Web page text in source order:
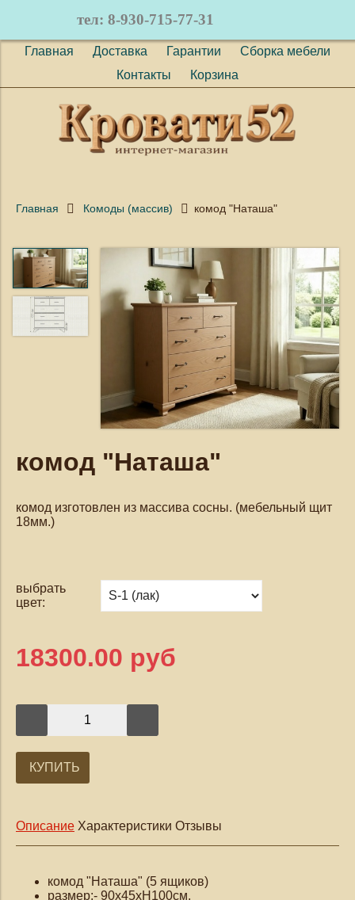
тел: 8-930-715-77-31
Главная Доставка Гарантии
Сборка мебели
Контакты
Корзина
Главная Комоды (массив) комод "Наташа"
комод "Наташа"
комод изготовлен из массива сосны. (мебельный щит
18мм.)
выбрать
цвет:
18300.00 руб
КУПИТЬ
Описание Характеристики Отзывы
комод "Наташа" (5 ящиков)
размер:- 90х45хН100см.